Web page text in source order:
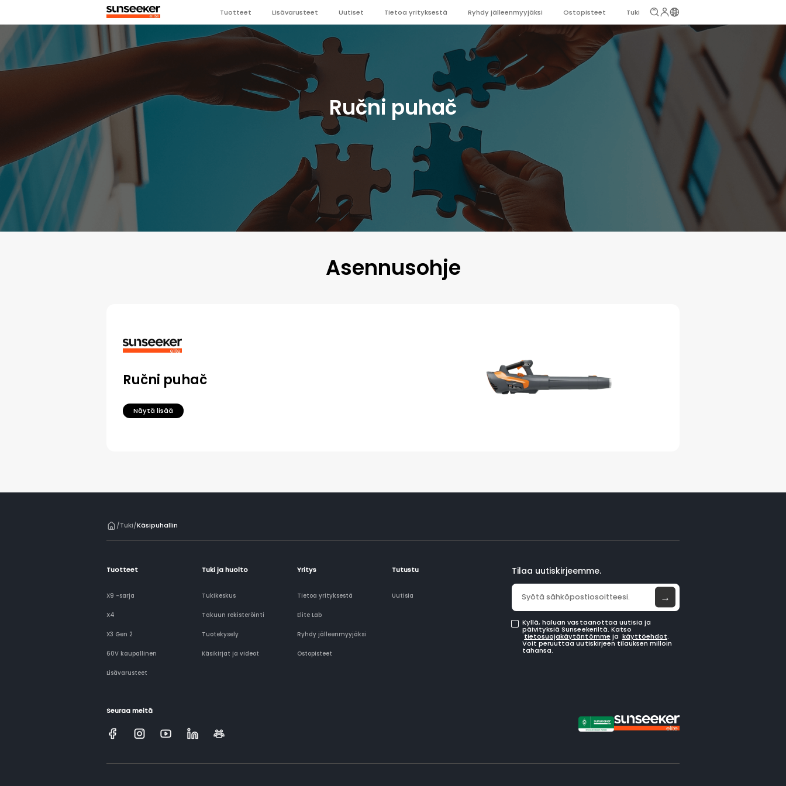
Tuotteet Lisävarusteet Uutiset Tietoa yrityksestä Ryhdy jälleenmyyjäksi Ostopisteet Tuki
Ručni puhač
Asennusohje
Ručni puhač
Näytä lisää
/Tuki/Käsipuhallin
Tuotteet
X9 -sarja
X4
X3 Gen 2
60V kaupallinen
Lisävarusteet
Tuki ja huolto
Tukikeskus
Takuun rekisteröinti
Tuotekysely
Käsikirjat ja videot
Yritys
Tietoa yrityksestä
Elite Lab
Ryhdy jälleenmyyjäksi
Ostopisteet
Tutustu
Uutisia
Tilaa uutiskirjeemme.
→
Kyllä, haluan vastaanottaa uutisia ja
päivityksiä Sunseekeriltä. Katso
tietosuojakäytäntömme ja käyttöehdot.
Voit peruuttaa uutiskirjeen tilauksen milloin
tahansa.
Seuraa meitä